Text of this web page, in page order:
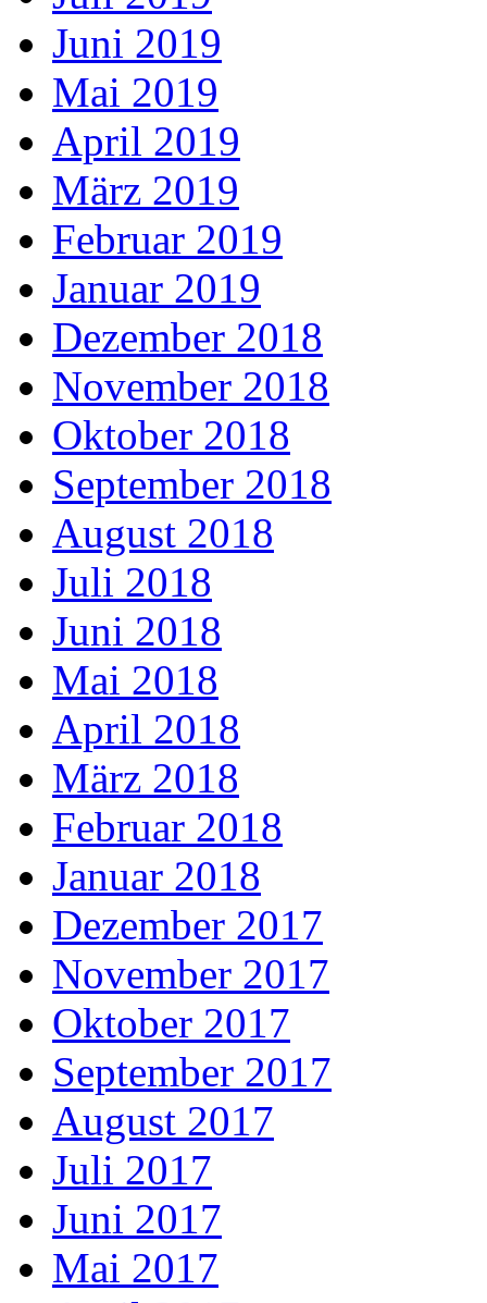
Juni 2019
Mai 2019
April 2019
März 2019
Februar 2019
Januar 2019
Dezember 2018
November 2018
Oktober 2018
September 2018
August 2018
Juli 2018
Juni 2018
Mai 2018
April 2018
März 2018
Februar 2018
Januar 2018
Dezember 2017
November 2017
Oktober 2017
September 2017
August 2017
Juli 2017
Juni 2017
Mai 2017